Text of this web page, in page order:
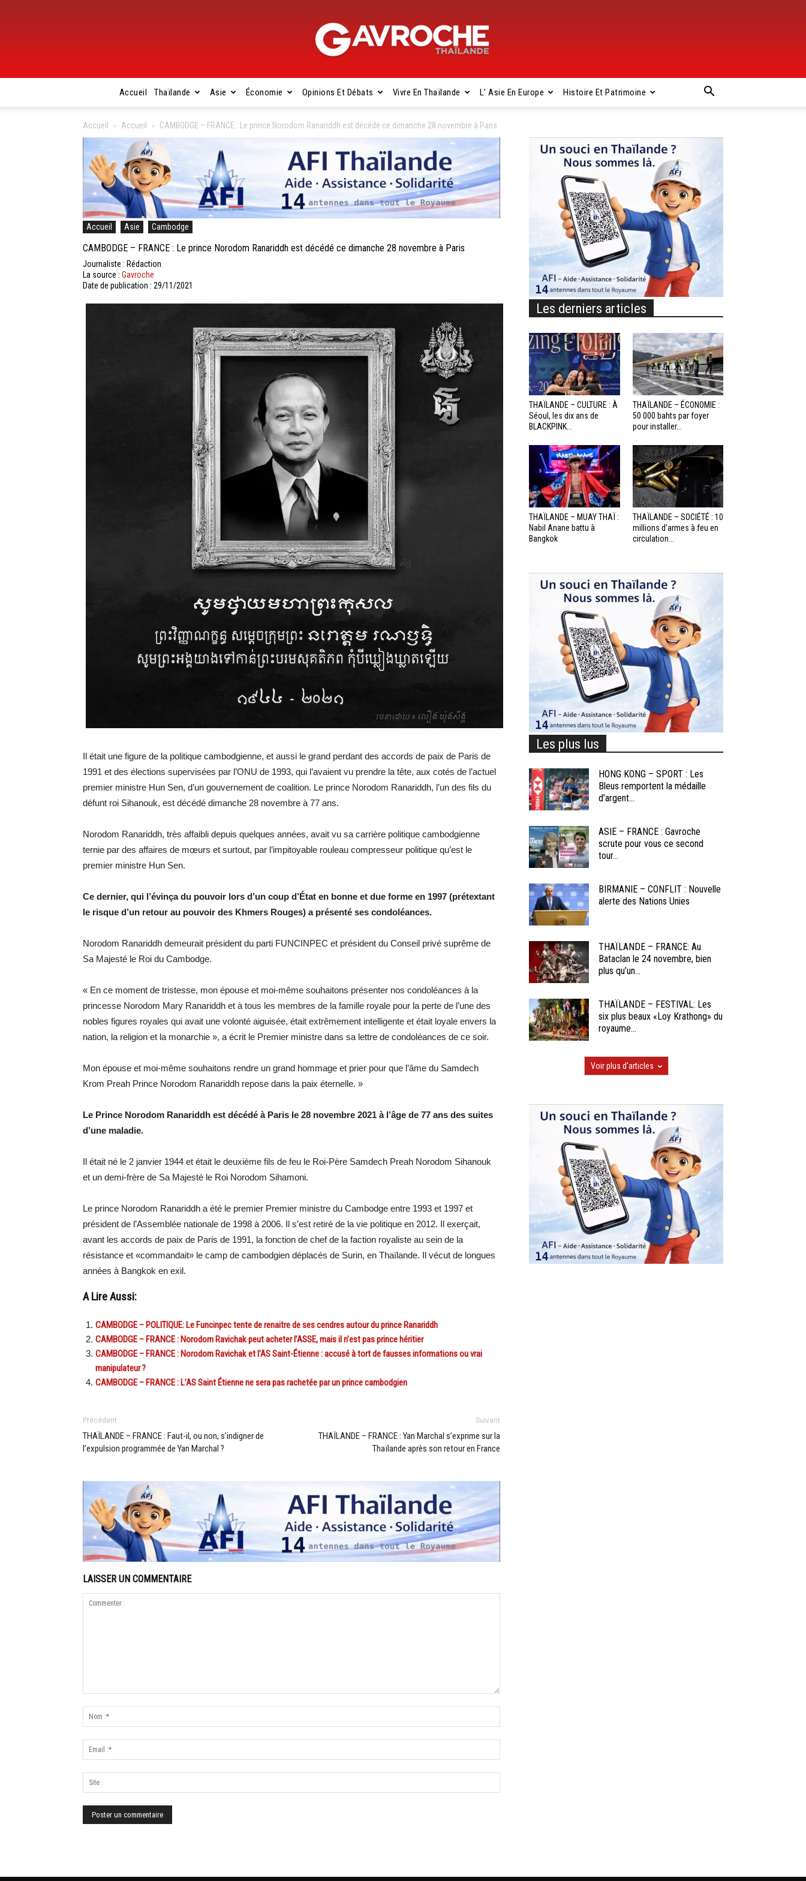
Gavroche
Thaïlande
Accueil Thaïlande Asie Économie Opinions Et Débats Vivre En Thaïlande L’ Asie En Europe Histoire Et Patrimoine
Accueil Accueil CAMBODGE – FRANCE : Le prince Norodom Ranariddh est décédé ce dimanche 28 novembre à Paris
Accueil Asie Cambodge
CAMBODGE – FRANCE : Le prince Norodom Ranariddh est décédé ce dimanche 28 novembre à Paris
Journaliste : Rédaction
La source : Gavroche
Date de publication : 29/11/2021
Il était une figure de la politique cambodgienne, et aussi le grand perdant des accords de paix de Paris de
1991 et des élections supervisées par l’ONU de 1993, qui l’avaient vu prendre la tête, aux cotés de l’actuel
premier ministre Hun Sen, d’un gouvernement de coalition. Le prince Norodom Ranariddh, l’un des fils du
défunt roi Sihanouk, est décédé dimanche 28 novembre à 77 ans.
Norodom Ranariddh, très affaibli depuis quelques années, avait vu sa carrière politique cambodgienne
ternie par des affaires de mœurs et surtout, par l’impitoyable rouleau compresseur politique qu’est le
premier ministre Hun Sen.
Ce dernier, qui l’évinça du pouvoir lors d’un coup d’État en bonne et due forme en 1997 (prétextant
le risque d’un retour au pouvoir des Khmers Rouges) a présenté ses condoléances.
Norodom Ranariddh demeurait président du parti FUNCINPEC et président du Conseil privé suprême de
Sa Majesté le Roi du Cambodge.
« En ce moment de tristesse, mon épouse et moi-même souhaitons présenter nos condoléances à la
princesse Norodom Mary Ranariddh et à tous les membres de la famille royale pour la perte de l’une des
nobles figures royales qui avait une volonté aiguisée, était extrêmement intelligente et était loyale envers la
nation, la religion et la monarchie », a écrit le Premier ministre dans sa lettre de condoléances de ce soir.
Mon épouse et moi-même souhaitons rendre un grand hommage et prier pour que l’âme du Samdech
Krom Preah Prince Norodom Ranariddh repose dans la paix éternelle. »
Le Prince Norodom Ranariddh est décédé à Paris le 28 novembre 2021 à l’âge de 77 ans des suites
d’une maladie.
Il était né le 2 janvier 1944 et était le deuxième fils de feu le Roi-Père Samdech Preah Norodom Sihanouk
et un demi-frère de Sa Majesté le Roi Norodom Sihamoni.
Le prince Norodom Ranariddh a été le premier Premier ministre du Cambodge entre 1993 et 1997 et
président de l’Assemblée nationale de 1998 à 2006. Il s’est retiré de la vie politique en 2012. Il exerçait,
avant les accords de paix de Paris de 1991, la fonction de chef de la faction royaliste au sein de la
résistance et «commandait» le camp de cambodgien déplacés de Surin, en Thaïlande. Il vécut de longues
années à Bangkok en exil.
A Lire Aussi:
CAMBODGE – POLITIQUE: Le Funcinpec tente de renaitre de ses cendres autour du prince Ranariddh
CAMBODGE – FRANCE : Norodom Ravichak peut acheter l’ASSE, mais il n’est pas prince héritier
CAMBODGE – FRANCE : Norodom Ravichak et l’AS Saint-Étienne : accusé à tort de fausses informations ou vrai
manipulateur ?
CAMBODGE – FRANCE : L’AS Saint Étienne ne sera pas rachetée par un prince cambodgien
Précédent
THAÏLANDE – FRANCE : Faut-il, ou non, s’indigner de
l’expulsion programmée de Yan Marchal ?
Suivant
THAÏLANDE – FRANCE : Yan Marchal s’exprime sur la
Thaïlande après son retour en France
LAISSER UN COMMENTAIRE
Les derniers articles
THAÏLANDE – CULTURE : À
Séoul, les dix ans de
BLACKPINK...
THAÏLANDE – ÉCONOMIE :
50 000 bahts par foyer
pour installer...
THAÏLANDE – MUAY THAÏ :
Nabil Anane battu à
Bangkok
THAÏLANDE – SOCIÉTÉ : 10
millions d’armes à feu en
circulation...
Les plus lus
HONG KONG – SPORT : Les
Bleus remportent la médaille
d’argent...
ASIE – FRANCE : Gavroche
scrute pour vous ce second
tour...
BIRMANIE – CONFLIT : Nouvelle
alerte des Nations Unies
THAÏLANDE – FRANCE: Au
Bataclan le 24 novembre, bien
plus qu’un...
THAÏLANDE – FESTIVAL: Les
six plus beaux «Loy Krathong» du
royaume...
Voir plus d'articles